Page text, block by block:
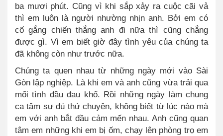
ba mươi phút. Cũng vì khi sắp xảy ra cuộc cãi vả
thì em luôn là người nhường nhịn anh. Bởi em có
cố gắng chiến thắng anh đi nữa thì cũng chẳng
được gì. Vì em biết giờ đây tình yêu của chúng ta
đã không còn như trước nữa.
Chúng ta quen nhau từ những ngày mới vào Sài
Gòn lập nghiệp. Là khi em và anh cũng vừa trải qua
mối tình đầu đau khổ. Rồi những ngày làm chung
ca tâm sự đủ thứ chuyện, không biết từ lúc nào mà
em với anh bắt đầu cảm mến nhau. Anh cũng quan
tâm em những khi em bị ốm, chạy lên phòng trọ em